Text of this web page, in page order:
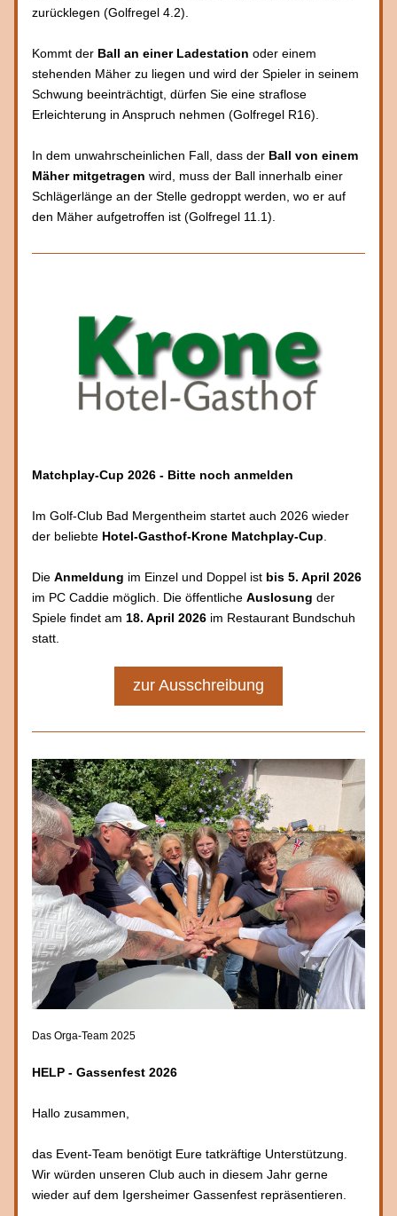
zurücklegen (Golfregel 4.2).
Kommt der Ball an einer Ladestation oder einem
stehenden Mäher zu liegen und wird der Spieler in seinem
Schwung beeinträchtigt, dürfen Sie eine straflose
Erleichterung in Anspruch nehmen (Golfregel R16).
In dem unwahrscheinlichen Fall, dass der Ball von einem
Mäher mitgetragen wird, muss der Ball innerhalb einer
Schlägerlänge an der Stelle gedroppt werden, wo er auf
den Mäher aufgetroffen ist (Golfregel 11.1).
Matchplay-Cup 2026 - Bitte noch anmelden
Im Golf-Club Bad Mergentheim startet auch 2026 wieder
der beliebte Hotel-Gasthof-Krone Matchplay-Cup
Die Anmeldung im Einzel und Doppel ist bis 5. April 2026
im PC Caddie möglich. Die öffentliche Auslosung der
Spiele findet am 18. April 2026 im Restaurant Bundschuh
statt.
zur Ausschreibung
Das Orga-Team 2025
HELP - Gassenfest 2026
Hallo zusammen,
das Event-Team benötigt Eure tatkräftige Unterstützung.
Wir würden unseren Club auch in diesem Jahr gerne
wieder auf dem Igersheimer Gassenfest repräsentieren.